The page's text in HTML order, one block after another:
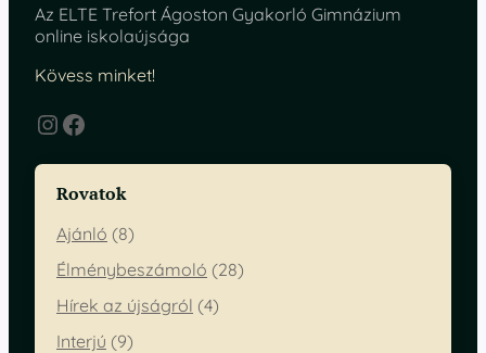
Az ELTE Trefort Ágoston Gyakorló Gimnázium
online iskolaújsága
Kövess minket!
InstagramFacebook
Rovatok
Ajánló (8)
Élménybeszámoló (28)
Hírek az újságról (4)
Interjú (9)